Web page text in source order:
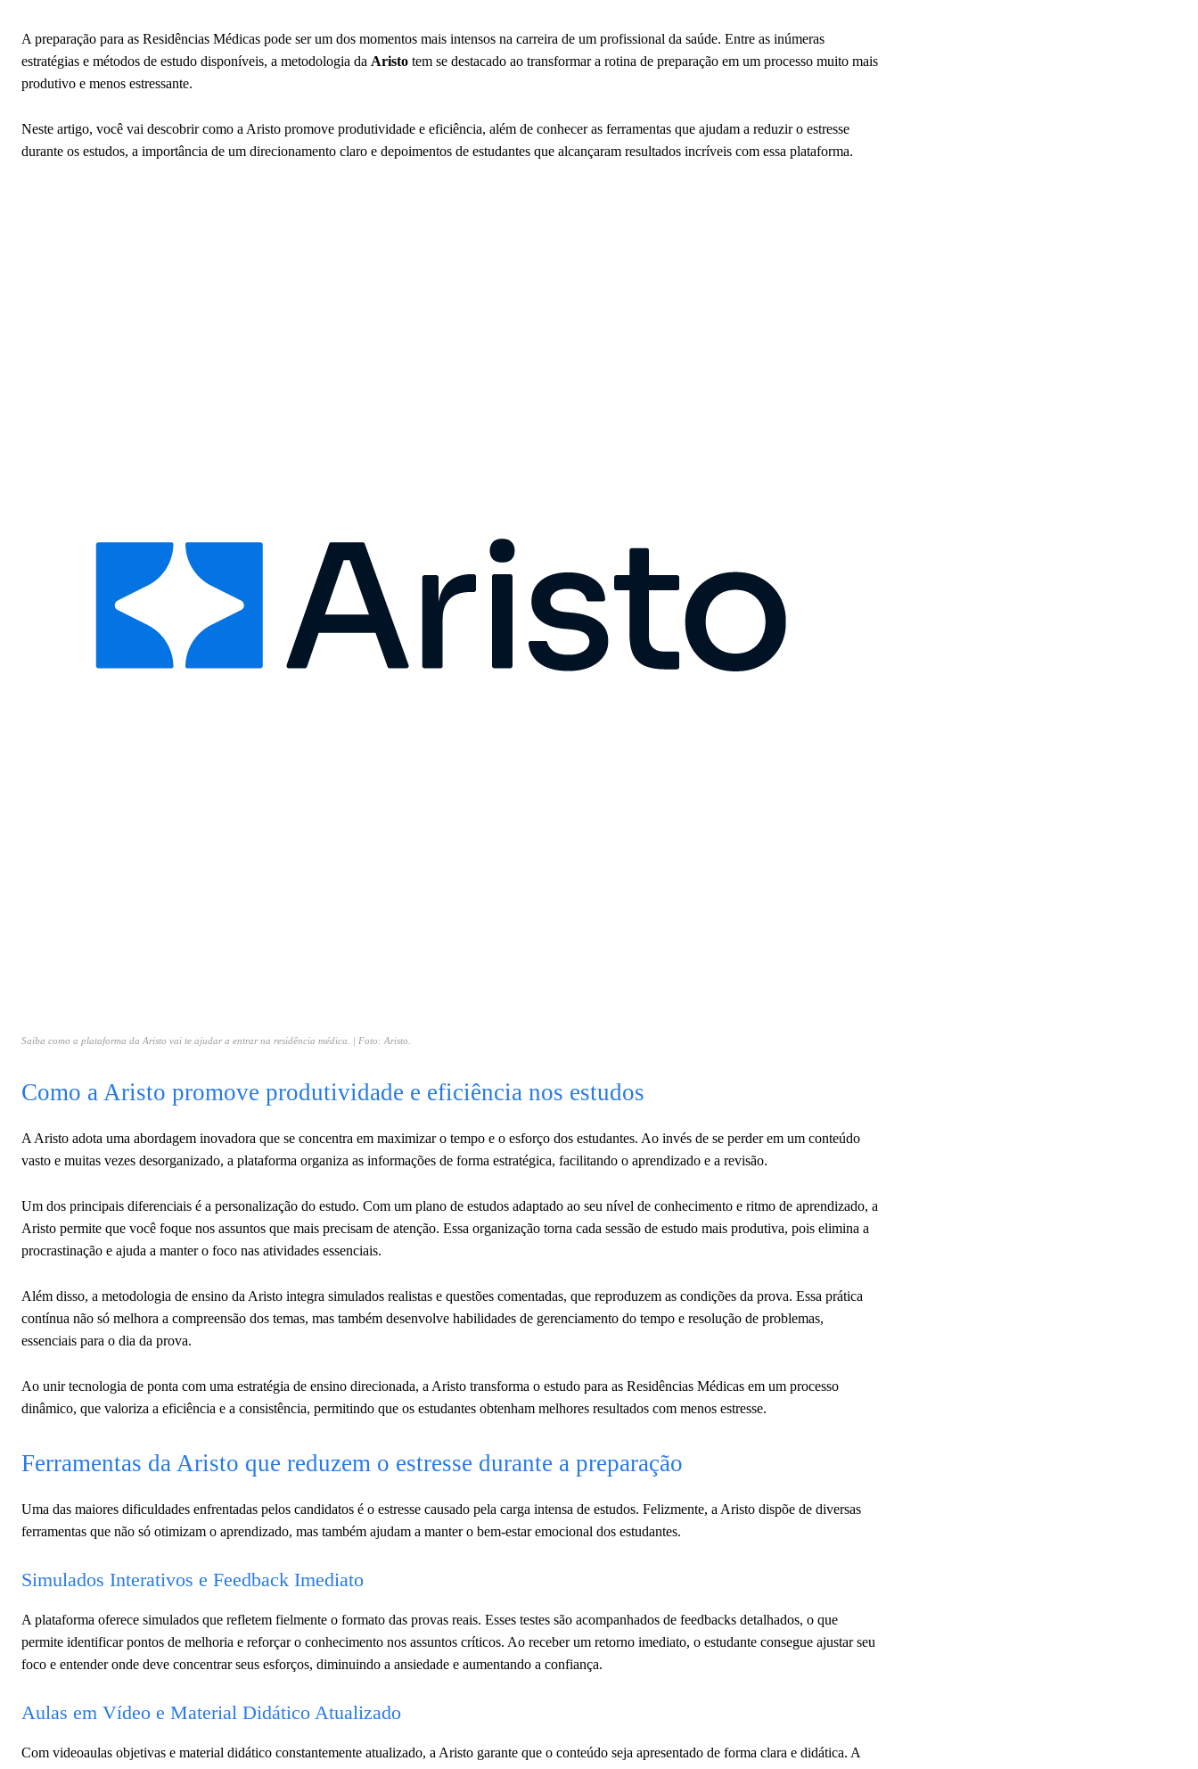
A preparação para as Residências Médicas pode ser um dos momentos mais intensos na carreira de um profissional da saúde. Entre as inúmeras
estratégias e métodos de estudo disponíveis, a metodologia da Aristo tem se destacado ao transformar a rotina de preparação em um processo muito mais
produtivo e menos estressante.
Neste artigo, você vai descobrir como a Aristo promove produtividade e eficiência, além de conhecer as ferramentas que ajudam a reduzir o estresse
durante os estudos, a importância de um direcionamento claro e depoimentos de estudantes que alcançaram resultados incríveis com essa plataforma.
Saiba como a plataforma da Aristo vai te ajudar a entrar na residência médica. | Foto: Aristo.
Como a Aristo promove produtividade e eficiência nos estudos
A Aristo adota uma abordagem inovadora que se concentra em maximizar o tempo e o esforço dos estudantes. Ao invés de se perder em um conteúdo
vasto e muitas vezes desorganizado, a plataforma organiza as informações de forma estratégica, facilitando o aprendizado e a revisão.
Um dos principais diferenciais é a personalização do estudo. Com um plano de estudos adaptado ao seu nível de conhecimento e ritmo de aprendizado, a
Aristo permite que você foque nos assuntos que mais precisam de atenção. Essa organização torna cada sessão de estudo mais produtiva, pois elimina a
procrastinação e ajuda a manter o foco nas atividades essenciais.
Além disso, a metodologia de ensino da Aristo integra simulados realistas e questões comentadas, que reproduzem as condições da prova. Essa prática
contínua não só melhora a compreensão dos temas, mas também desenvolve habilidades de gerenciamento do tempo e resolução de problemas,
essenciais para o dia da prova.
Ao unir tecnologia de ponta com uma estratégia de ensino direcionada, a Aristo transforma o estudo para as Residências Médicas em um processo
dinâmico, que valoriza a eficiência e a consistência, permitindo que os estudantes obtenham melhores resultados com menos estresse.
Ferramentas da Aristo que reduzem o estresse durante a preparação
Uma das maiores dificuldades enfrentadas pelos candidatos é o estresse causado pela carga intensa de estudos. Felizmente, a Aristo dispõe de diversas
ferramentas que não só otimizam o aprendizado, mas também ajudam a manter o bem-estar emocional dos estudantes.
Simulados Interativos e Feedback Imediato
A plataforma oferece simulados que refletem fielmente o formato das provas reais. Esses testes são acompanhados de feedbacks detalhados, o que
permite identificar pontos de melhoria e reforçar o conhecimento nos assuntos críticos. Ao receber um retorno imediato, o estudante consegue ajustar seu
foco e entender onde deve concentrar seus esforços, diminuindo a ansiedade e aumentando a confiança.
Aulas em Vídeo e Material Didático Atualizado
Com videoaulas objetivas e material didático constantemente atualizado, a Aristo garante que o conteúdo seja apresentado de forma clara e didática. A